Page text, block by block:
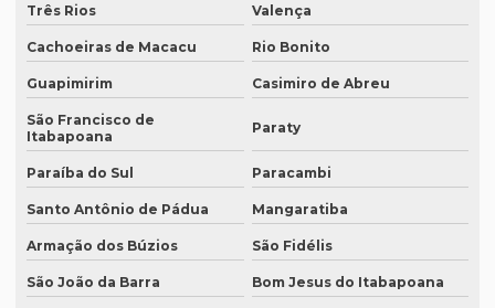
Empresa que traduz artigos científicos
Empresa que traduz artigos científicos em brasília
Empresa que traduz textos jurídicos
Empresa que traduz textos jurídicos em campinas
Empresa que traduz textos jurídicos em fortaleza
Empresa que transcreve áudios
Três Rios Valença
Cachoeiras de Macacu Rio Bonito
Guapimirim Casimiro de Abreu
São Francisco de
Itabapoana
Paraty
Paraíba do Sul Paracambi
Santo Antônio de Pádua Mangaratiba
Armação dos Búzios São Fidélis
São João da Barra Bom Jesus do Itabapoana